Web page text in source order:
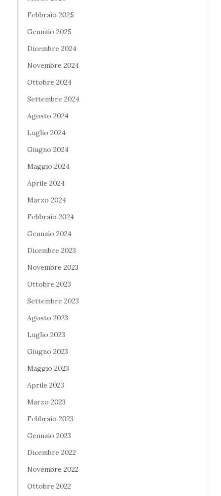
Febbraio 2025
Gennaio 2025
Dicembre 2024
Novembre 2024
Ottobre 2024
Settembre 2024
Agosto 2024
Luglio 2024
Giugno 2024
Maggio 2024
Aprile 2024
Marzo 2024
Febbraio 2024
Gennaio 2024
Dicembre 2023
Novembre 2023
Ottobre 2023
Settembre 2023
Agosto 2023
Luglio 2023
Giugno 2023
Maggio 2023
Aprile 2023
Marzo 2023
Febbraio 2023
Gennaio 2023
Dicembre 2022
Novembre 2022
Ottobre 2022